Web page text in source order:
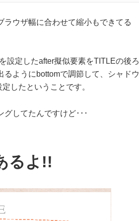
ウザ幅に合わせて縮小もできてる
設定したafter擬似要素をTITLEの後ろ
ようにbottomで調節して、シャドウ
したということです。
してたんですけど･･･
るよ!!